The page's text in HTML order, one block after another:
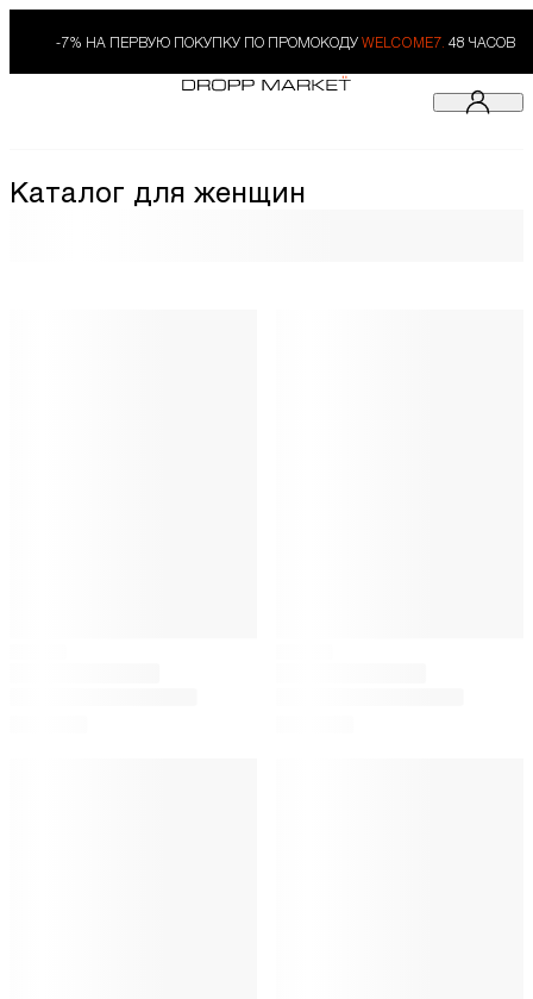
-7% НА ПЕРВУЮ ПОКУПКУ ПО ПРОМОКОДУ WELCOME7. 48 ЧАСОВ
Каталог для женщин